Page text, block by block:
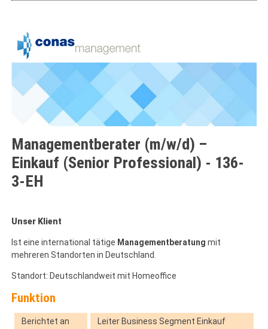
Managementberater (m/w/d) –
Einkauf (Senior Professional) - 136-
3-EH
Unser Klient
Ist eine international tätige Managementberatung mit
mehreren Standorten in Deutschland.
Standort: Deutschlandweit mit Homeoffice
Funktion
Berichtet an Leiter Business Segment Einkauf